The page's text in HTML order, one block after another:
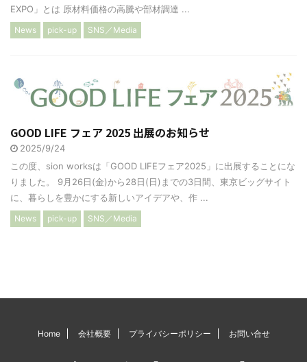
EXPO」とは 原材料価格の高騰や部材調達 ...
News pick-up SNS／Media
GOOD LIFE フェア 2025 出展のお知らせ
2025/9/24
この度、sion worksは「GOOD LIFEフェア2025」に出展することにな
りました。 9月26日(金)から28日(日)までの3日間、東京ビッグサイト
に、暮らしを豊かにする新しいアイデアや、作 ...
News pick-up SNS／Media
Home 会社概要 プライバシーポリシー お問い合せ